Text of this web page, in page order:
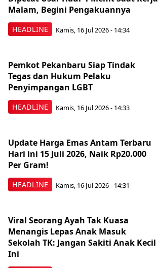
HEADLINE
Malam, Begini Pengakuannya
Kamis, 16 Jul 2026 - 14:34
HEADLINE
Pemkot Pekanbaru Siap Tindak
Tegas dan Hukum Pelaku
Penyimpangan LGBT
Kamis, 16 Jul 2026 - 14:33
HEADLINE
Update Harga Emas Antam Terbaru
Hari ini 15 Juli 2026, Naik Rp20.000
Per Gram!
Kamis, 16 Jul 2026 - 14:31
Viral Seorang Ayah Tak Kuasa
Menangis Lepas Anak Masuk
Sekolah TK: Jangan Sakiti Anak Kecil
Ini